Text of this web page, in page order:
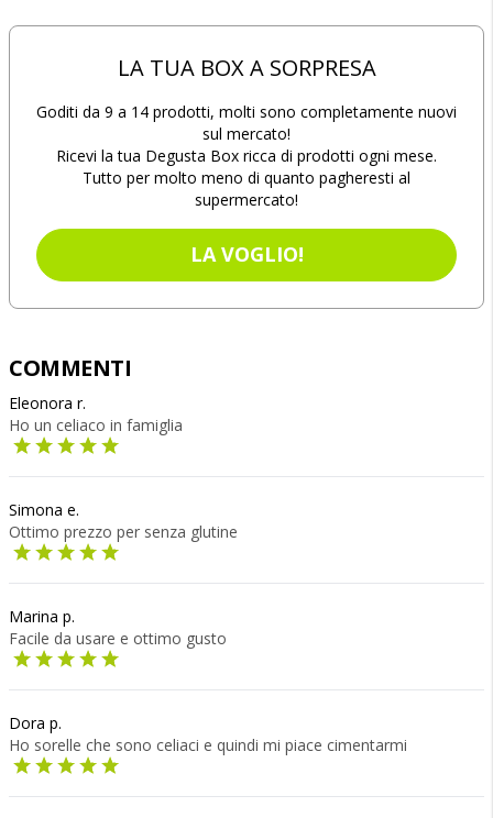
LA TUA BOX A SORPRESA
Goditi da 9 a 14 prodotti, molti sono completamente nuovi
sul mercato!
Ricevi la tua Degusta Box ricca di prodotti ogni mese.
Tutto per molto meno di quanto pagheresti al
supermercato!
LA VOGLIO!
COMMENTI
Eleonora r.
Ho un celiaco in famiglia
Simona e.
Ottimo prezzo per senza glutine
Marina p.
Facile da usare e ottimo gusto
Dora p.
Ho sorelle che sono celiaci e quindi mi piace cimentarmi